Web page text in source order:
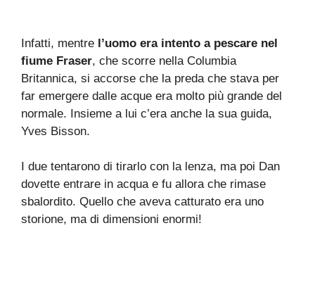
Infatti, mentre l’uomo era intento a pescare nel
fiume Fraser, che scorre nella Columbia
Britannica, si accorse che la preda che stava per
far emergere dalle acque era molto più grande del
normale. Insieme a lui c’era anche la sua guida,
Yves Bisson.
I due tentarono di tirarlo con la lenza, ma poi Dan
dovette entrare in acqua e fu allora che rimase
sbalordito. Quello che aveva catturato era uno
storione, ma di dimensioni enormi!